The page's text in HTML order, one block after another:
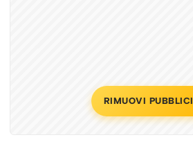
RIMUOVI